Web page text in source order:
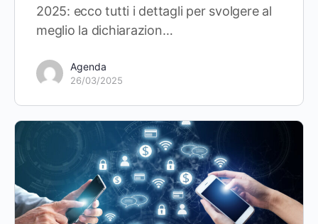
2025: ecco tutti i dettagli per svolgere al
meglio la dichiarazion…
Agenda
26/03/2025